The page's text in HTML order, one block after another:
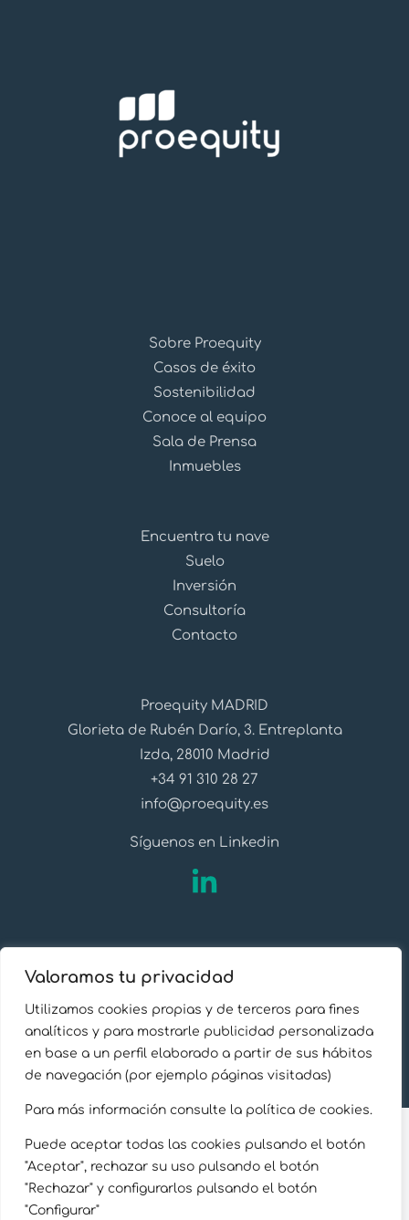
Valoramos tu privacidad
Utilizamos cookies propias y de terceros para fines
analíticos y para mostrarle publicidad personalizada
en base a un perfil elaborado a partir de sus hábitos
de navegación (por ejemplo páginas visitadas)
Para más información consulte la política de cookies.
Puede aceptar todas las cookies pulsando el botón
"Aceptar", rechazar su uso pulsando el botón
"Rechazar" y configurarlos pulsando el botón
"Configurar"
Sobre Proequity
Casos de éxito
Sostenibilidad
Conoce al equipo
Sala de Prensa
Inmuebles
Encuentra tu nave
Suelo
Inversión
Consultoría
Contacto
Proequity MADRID
Glorieta de Rubén Darío, 3. Entreplanta
Izda, 28010 Madrid
+34 91 310 28 27
info@proequity.es
Síguenos en Linkedin
Aviso Legal
Política de privacidad
Política de cookies
Copyright © 2026 Proequity